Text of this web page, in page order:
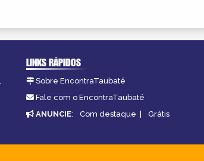
LINKS RÁPIDOS
Sobre EncontraTaubaté
Fale com o EncontraTaubaté
ANUNCIE: Com destaque | Grátis